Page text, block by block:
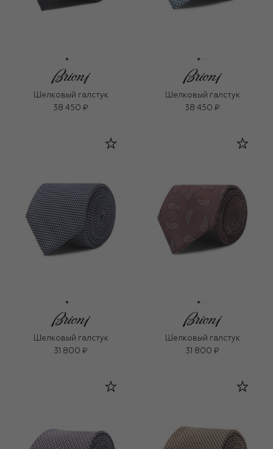
Шелковый галстук
38 450 ₽
Шелковый галстук
38 450 ₽
Шелковый галстук
31 800 ₽
Шелковый галстук
31 800 ₽